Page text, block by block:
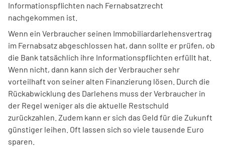
Informationspflichten nach Fernabsatzrecht
nachgekommen ist.
Wenn ein Verbraucher seinen Immobiliardarlehensvertrag
im Fernabsatz abgeschlossen hat, dann sollte er prüfen, ob
die Bank tatsächlich ihre Informationspflichten erfüllt hat.
Wenn nicht, dann kann sich der Verbraucher sehr
vorteilhaft von seiner alten Finanzierung lösen. Durch die
Rückabwicklung des Darlehens muss der Verbraucher in
der Regel weniger als die aktuelle Restschuld
zurückzahlen. Zudem kann er sich das Geld für die Zukunft
günstiger leihen. Oft lassen sich so viele tausende Euro
sparen.